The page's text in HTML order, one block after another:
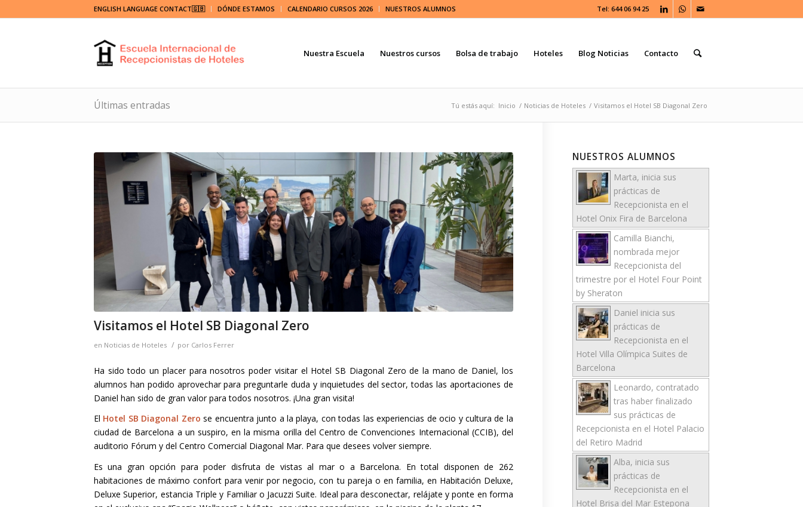
ENGLISH LANGUAGE CONTACT🇬🇧 DÓNDE ESTAMOS CALENDARIO CURSOS 2026 NUESTROS ALUMNOS Tel: 644 06 94 25
Nuestra Escuela Nuestros cursos Bolsa de trabajo Hoteles Blog Noticias Contacto
Últimas entradas Tú estás aquí: Inicio / Noticias de Hoteles / Visitamos el Hotel SB Diagonal Zero
Visitamos el Hotel SB Diagonal Zero
en Noticias de Hoteles / por Carlos Ferrer
Ha sido todo un placer para nosotros poder visitar el Hotel SB Diagonal Zero de la mano de Daniel, los
alumnos han podido aprovechar para preguntarle duda y inquietudes del sector, todas las aportaciones de
Daniel han sido de gran valor para todos nosotros. ¡Una gran visita!
El Hotel SB Diagonal Zero se encuentra junto a la playa, con todas las experiencias de ocio y cultura de la
ciudad de Barcelona a un suspiro, en la misma orilla del Centro de Convenciones Internacional (CCIB), del
auditorio Fórum y del Centro Comercial Diagonal Mar. Para que desees volver siempre.
Es una gran opción para poder disfruta de vistas al mar o a Barcelona. En total disponen de 262
habitaciones de máximo confort para venir por negocio, con tu pareja o en familia, en Habitación Deluxe,
Deluxe Superior, estancia Triple y Familiar o Jacuzzi Suite. Ideal para desconectar, relájate y ponte en forma
NUESTROS ALUMNOS
Marta, inicia sus
prácticas de
Recepcionista en el
Hotel Onix Fira de Barcelona
Camilla Bianchi,
nombrada mejor
Recepcionista del
trimestre por el Hotel Four Point
by Sheraton
Daniel inicia sus
prácticas de
Recepcionista en el
Hotel Villa Olímpica Suites de
Barcelona
Leonardo, contratado
tras haber finalizado
sus prácticas de
Recepcionista en el Hotel Palacio
del Retiro Madrid
Alba, inicia sus
prácticas de
Recepcionista en el
Hotel Brisa del Mar Estepona